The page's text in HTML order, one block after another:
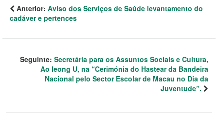
Anterior: Aviso dos Serviços de Saúde levantamento do
cadáver e pertences
Seguinte: Secretária para os Assuntos Sociais e Cultura,
Ao Ieong U, na “Cerimónia do Hastear da Bandeira
Nacional pelo Sector Escolar de Macau no Dia da
Juventude”.